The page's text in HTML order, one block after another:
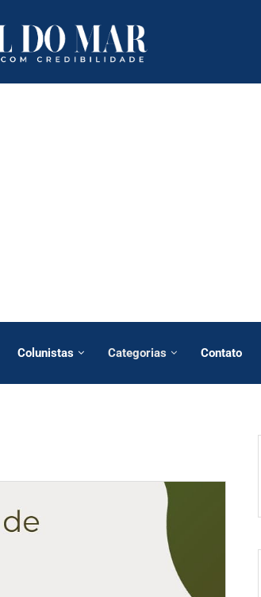
Colunistas Categorias Contato